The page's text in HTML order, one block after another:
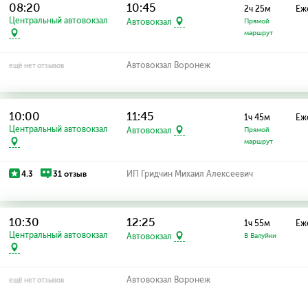
08:20
Центральный автовокзал
10:45
Автовокзал
2ч 25м
Прямой
маршрут
ещё нет отзывов Автовокзал Воронеж
10:00
Центральный автовокзал
11:45
Автовокзал
1ч 45м
Прямой
маршрут
4.3 31 отзыв ИП Гридчин Михаил Алексеевич
10:30
Центральный автовокзал
12:25
Автовокзал
1ч 55м
В Валуйки
ещё нет отзывов Автовокзал Воронеж